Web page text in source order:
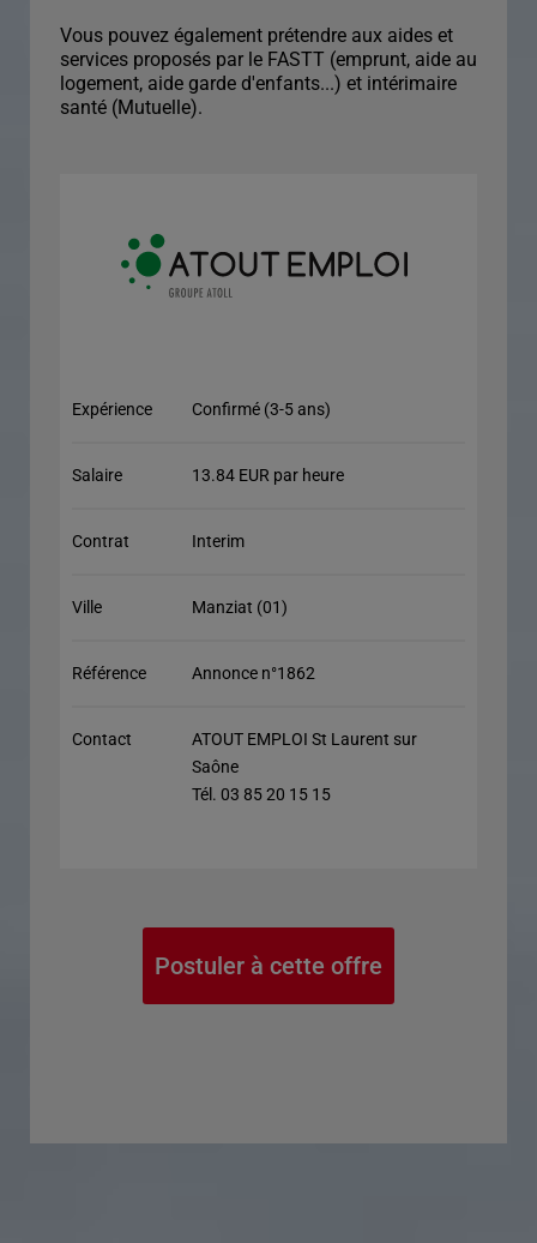
Vous pouvez également prétendre aux aides et
services proposés par le FASTT (emprunt, aide au
logement, aide garde d'enfants...) et intérimaire
santé (Mutuelle).
Expérience Confirmé (3-5 ans)
Salaire 13.84 EUR par heure
Contrat Interim
Ville Manziat (01)
Référence Annonce n°1862
Contact
ATOUT EMPLOI St Laurent sur
Saône
Tél. 03 85 20 15 15
Postuler à cette offre